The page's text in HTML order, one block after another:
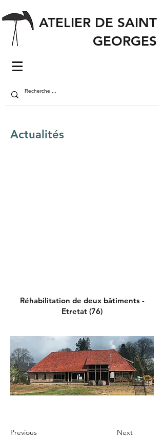
ATELIER DE SAINT
GEORGES
Actualités
Réhabilitation de deux bâtiments -
Etretat (76)
Previous Next